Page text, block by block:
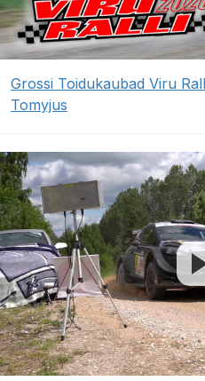
Grossi Toidukaubad Viru
Tomyjus